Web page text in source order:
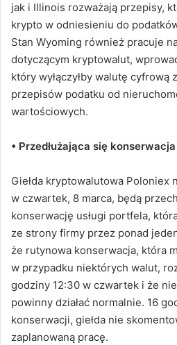
jak i Illinois rozważają przepisy,
krypto w odniesieniu do
Stan Wyoming również pracuje
dotyczącym kryptowalut,
który wyłączyłby walutę cyfrową
przepisów podatku od
wartościowych.
• Przedłużająca się
Giełda kryptowalutowa Poloniex
w czwartek, 8 marca, będą
konserwację usługi portfela,
ze strony firmy przez ponad
że rutynowa konserwacja, która
w przypadku niektórych walut,
godziny 12:30 w czwartek i że
powinny działać normalnie. 16
konserwacji, giełda nie
zaplanowaną pracę.